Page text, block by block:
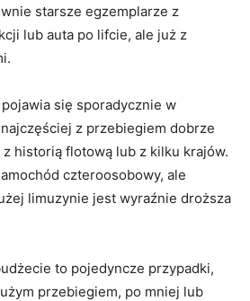
starsze egzemplarze z
lub auta po lifcie, ale już z
pojawia się sporadycznie w
z przebiegiem dobrze
historią flotową lub z kilku krajów.
czteroosobowy, ale
limuzynie jest wyraźnie droższa
to pojedyncze przypadki,
przebiegiem, po mniej lub